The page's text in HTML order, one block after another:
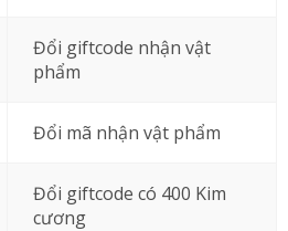
Đổi giftcode nhận vật
phẩm
Đổi mã nhận vật phẩm
Đổi giftcode có 400 Kim
cương